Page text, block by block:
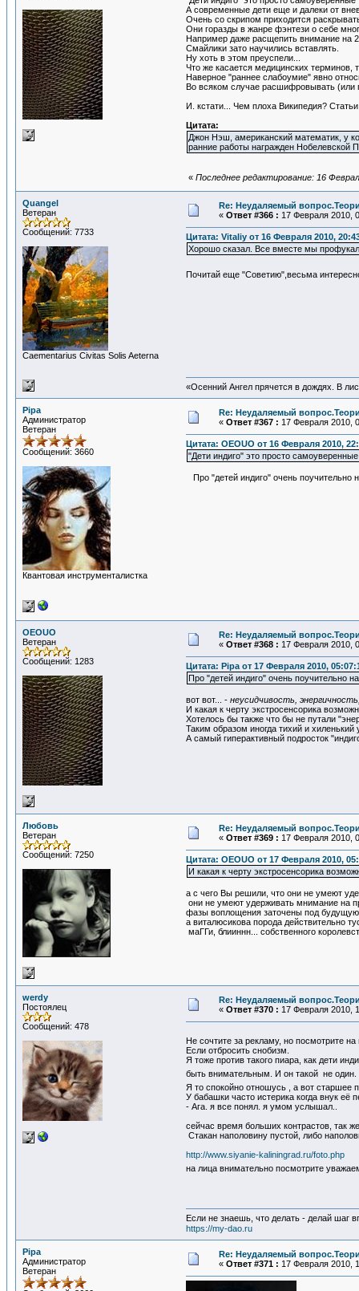
А современные дети еще и далеки от
Очень со скрипом приходится
Они горазды в жанре фэнтези о себе
Например даже расщепить внимание на
Смайлики зато научились вставлять.
Ну хоть в этом преуспели...
Что же касается медицинских терминов,
Наверное "раннее слабоумие" явно
Во всяком случае расшифровывать
И. кстати... Чем плоха Википедия?
Цитата:
Джон Нэш, американский математик, у
ранние работы награжден Нобелевской
« Последнее редактирование: 16
Quangel
Ветеран
Сообщений: 7733
Сaementarius Civitas Solis Aeterna
Re: Неудаляемый
« Ответ #366 : 17 Февраля 2010,
Цитата: Vitaliy от 16 Февраля 2010,
Хорошо сказал. Все вместе мы
Почитай еще "Советию",весьма
«Осенний Ангел прячется в дождях. В
Pipa
Администратор
Ветеран
Сообщений: 3660
Квантовая инструменталистка
Re: Неудаляемый
« Ответ #367 : 17 Февраля 2010,
Цитата: OEOUO от 16 Февраля 2010,
"Дети индиго" это просто
Про "детей индиго" очень поучительно
OEOUO
Ветеран
Сообщений: 1283
Re: Неудаляемый
« Ответ #368 : 17 Февраля 2010,
Цитата: Pipa от 17 Февраля 2010,
Про "детей индиго" очень поучительно
вот вот... - неусидчивость,
И какая к черту экстросенсорика
Хотелось бы также что бы не путали
Таким образом иногда тихий и
А самый гиперактивный подросток
Любовь
Ветеран
Сообщений: 7250
Re: Неудаляемый
« Ответ #369 : 17 Февраля 2010,
Цитата: OEOUO от 17 Февраля 2010,
И какая к черту экстросенсорика
а с чего Вы решили, что они не умеют
они не умеют удерживать мнимание на
фазы воплощения заточены под
а виталюсикова порода действительно
маГГи, блииннн... собственного
werdy
Постоялец
Сообщений: 478
Re: Неудаляемый
« Ответ #370 : 17 Февраля 2010,
Не сочтите за рекламу, но посмотрите
Если отбросить снобизм.
Я тоже против такого пиара, как дети
быть внимательным. И он такой не один.
Я то спокойно отношусь , а вот старшее
У бабашки часто истерика когда внук её
- Ага. я все понял. я умом услышал..
сейчас время больших контрастов, так
Стакан наполовину пустой, либо
http://www.siyanie-kaliningrad.ru/foto.php
на лица внимательно посмотрите
Если не знаешь, что делать - делай шаг
https://my-dao.ru
Pipa
Администратор
Ветеран
Re: Неудаляемый
« Ответ #371 : 17 Февраля 2010,